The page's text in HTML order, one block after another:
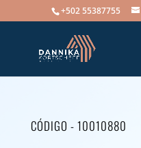
+502 55387755
CÓDIGO - 10010880